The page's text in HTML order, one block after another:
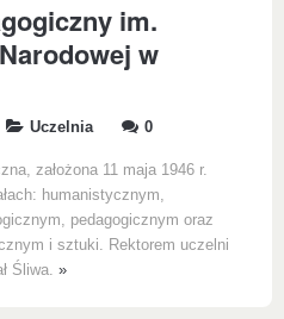
im.
w
Uczelnia 0
założona 11 maja 1946 r.
humanistycznym,
pedagogicznym oraz
i sztuki. Rektorem uczelni
Śliwa. »